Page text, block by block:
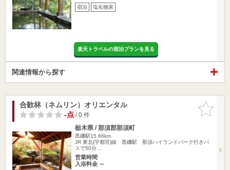
宿泊 塩化物泉
楽天トラベルの宿泊プランを見る
関連情報から探す
お気に入
りに追加
合歓林（ネムリン）オリエンタル
-点/ 0 件
栃木県 / 那須郡那須町
黒磯駅15.66km
JR 東北(宇都宮)線 黒磯駅 那須ハイランドパーク行きバ
スで50分…
営業時間
入浴料金 ～